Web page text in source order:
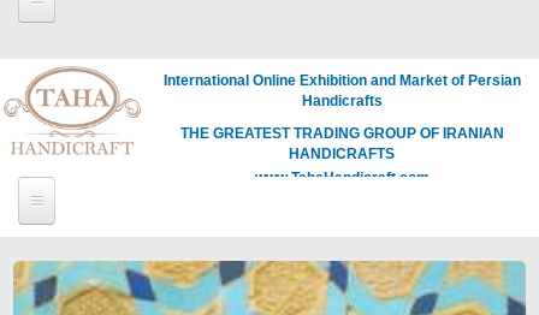
International Online Exhibition and Market of Persian
Handicrafts
THE GREATEST TRADING GROUP OF IRANIAN
HANDICRAFTS
www.TahaHandicraft.com
Páginas
Loading